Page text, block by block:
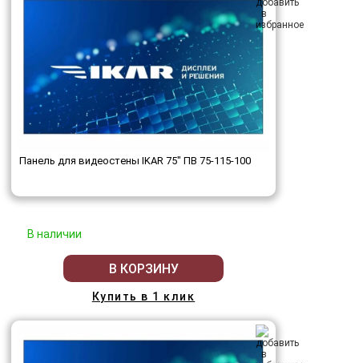
Панель для видеостены IKAR 75" ПВ 75-115-100
В наличии
В КОРЗИНУ
Купить в 1 клик